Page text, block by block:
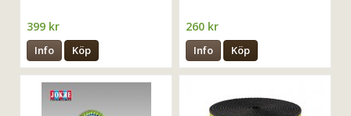
399 kr
Info Köp
260 kr
Info Köp